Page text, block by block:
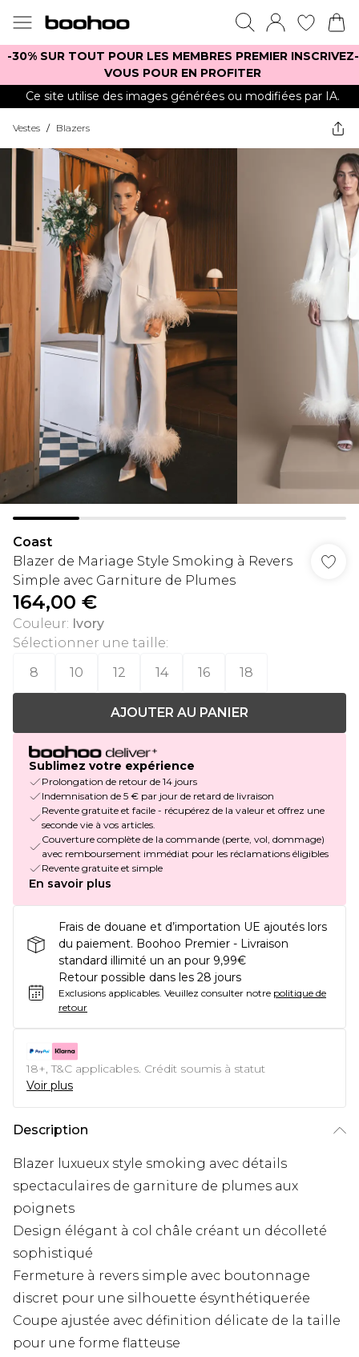
-30% SUR TOUT POUR LES MEMBRES PREMIER INSCRIVEZ-
VOUS POUR EN PROFITER
Ce site utilise des images générées ou modifiées par IA.
Vestes / Blazers
Coast
Blazer de Mariage Style Smoking à Revers
Simple avec Garniture de Plumes
164,00 €
Couleur: Ivory
Sélectionner une taille:
8
10 12 14 16 18
AJOUTER AU PANIER
Sublimez votre expérience
Prolongation de retour de 14 jours
Indemnisation de 5 € par jour de retard de livraison
Revente gratuite et facile - récupérez de la valeur et offrez une
seconde vie à vos articles.
Couverture complète de la commande (perte, vol, dommage)
avec remboursement immédiat pour les réclamations éligibles
Revente gratuite et simple
En savoir plus
Frais de douane et d’importation UE ajoutés lors
du paiement. Boohoo Premier - Livraison
standard illimité un an pour 9,99€
Retour possible dans les 28 jours
Exclusions applicables. Veuillez consulter notre politique de
retour
18+, T&C applicables. Crédit soumis à statut
Voir plus
Description
Blazer luxueux style smoking avec détails
spectaculaires de garniture de plumes aux
poignets
Design élégant à col châle créant un décolleté
sophistiqué
Fermeture à revers simple avec boutonnage
discret pour une silhouette ésynthétiquerée
Coupe ajustée avec définition délicate de la taille
pour une forme flatteuse